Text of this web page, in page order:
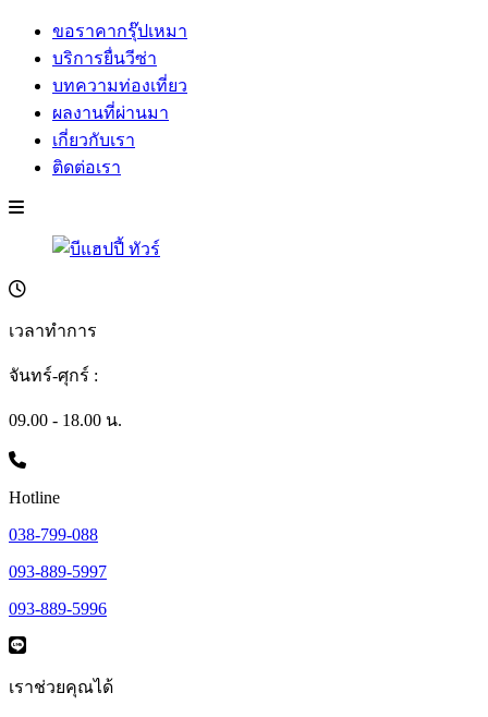
ขอราคากรุ๊ปเหมา
บริการยื่นวีซ่า
บทความท่องเที่ยว
ผลงานที่ผ่านมา
เกี่ยวกับเรา
ติดต่อเรา
เวลาทำการ
จันทร์-ศุกร์ :
09.00 - 18.00 น.
Hotline
038-799-088
093-889-5997
093-889-5996
เราช่วยคุณได้